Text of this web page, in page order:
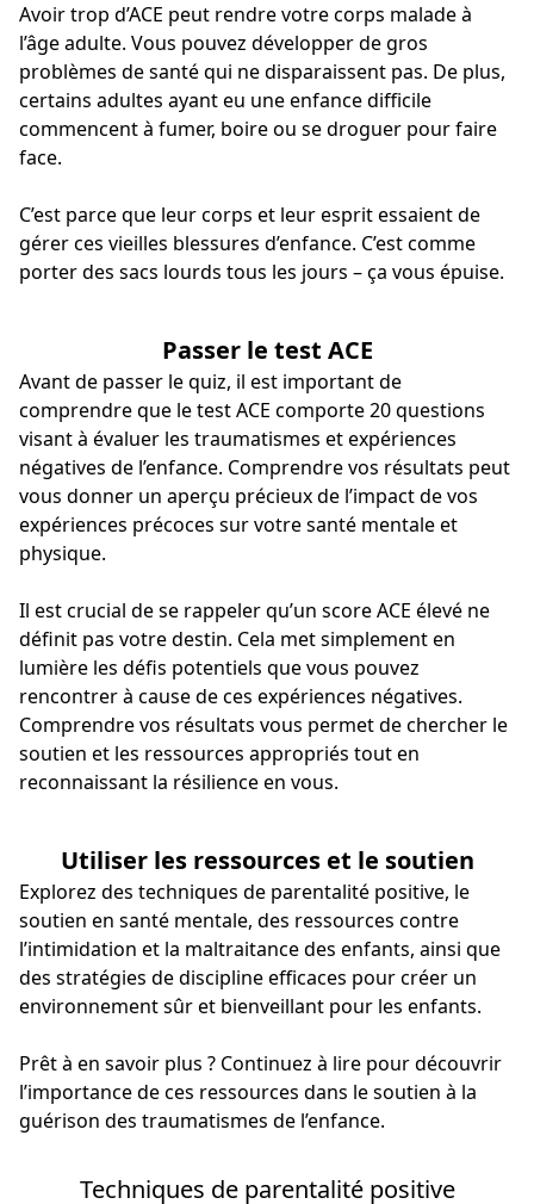
Avoir trop d’ACE peut rendre votre corps malade à
l’âge adulte. Vous pouvez développer de gros
problèmes de santé qui ne disparaissent pas. De plus,
certains adultes ayant eu une enfance difficile
commencent à fumer, boire ou se droguer pour faire
face.
C’est parce que leur corps et leur esprit essaient de
gérer ces vieilles blessures d’enfance. C’est comme
porter des sacs lourds tous les jours – ça vous épuise.
Passer le test ACE
Avant de passer le quiz, il est important de
comprendre que le test ACE comporte 20 questions
visant à évaluer les traumatismes et expériences
négatives de l’enfance. Comprendre vos résultats peut
vous donner un aperçu précieux de l’impact de vos
expériences précoces sur votre santé mentale et
physique.
Il est crucial de se rappeler qu’un score ACE élevé ne
définit pas votre destin. Cela met simplement en
lumière les défis potentiels que vous pouvez
rencontrer à cause de ces expériences négatives.
Comprendre vos résultats vous permet de chercher le
soutien et les ressources appropriés tout en
reconnaissant la résilience en vous.
Utiliser les ressources et le soutien
Explorez des techniques de parentalité positive, le
soutien en santé mentale, des ressources contre
l’intimidation et la maltraitance des enfants, ainsi que
des stratégies de discipline efficaces pour créer un
environnement sûr et bienveillant pour les enfants.
Prêt à en savoir plus ? Continuez à lire pour découvrir
l’importance de ces ressources dans le soutien à la
guérison des traumatismes de l’enfance.
Techniques de parentalité positive